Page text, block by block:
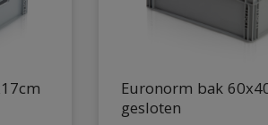
Euronorm bak
gesloten